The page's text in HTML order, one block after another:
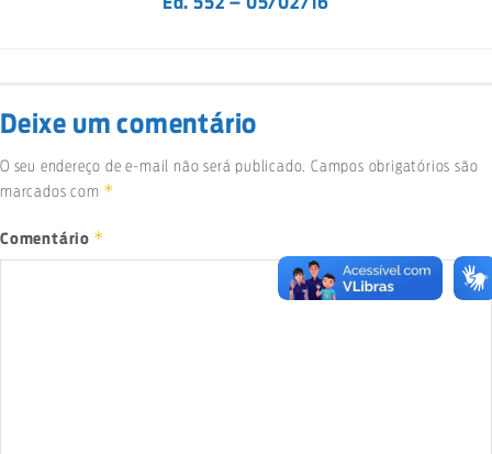
Deixe um comentário
O seu endereço de e-mail não será publicado. Campos obrigatórios são
marcados com *
Comentário *